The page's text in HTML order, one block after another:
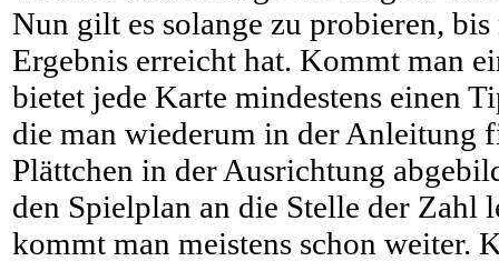
Nun gilt es solange zu probieren, bis
Ergebnis erreicht hat. Kommt man
bietet jede Karte mindestens einen
die man wiederum in der Anleitung
Plättchen in der Ausrichtung
den Spielplan an die Stelle der Zahl
kommt man meistens schon weiter.